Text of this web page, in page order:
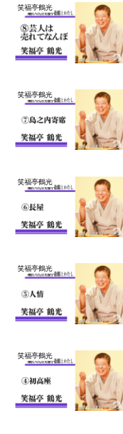
笑福亭鶴光
笑福亭鶴光
笑福亭鶴光
笑福亭鶴光
笑福亭鶴光